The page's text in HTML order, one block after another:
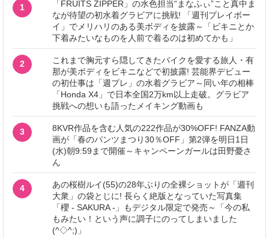
1
「FRUITS ZIPPER」の水色担当“まなふぃ”こと真中ま
なが待望の初水着グラビアに挑戦! 「週刊プレイボー
イ」でメリハリのある美ボディを披露～「ビキニとか
下着みたいなものを人前で着るのは初めてかも」
2
これまで胸元すら隠してきたバイクを愛する旅人・有
那が美ボディをビキニなどで初披露! 芸能界デビュー
の初仕事は「週プレ」の水着グラビア～同い年の相棒
「Honda X4」で日本全国2万km以上走破。グラビア
挑戦への想いも語ったメイキング動画も
3
8KVR作品を含む人気の222作品が30%OFF! FANZA動
画が「春のパンツまつり30％OFF」第2弾を明日1日
(水)朝9:59まで開催～キャンペーンガールは田野憂さ
ん
4
あの桜樹ルイ(55)の28年ぶりの全裸ショットが「週刊
大衆」の袋とじに! 長らく絶版となっていた写真集
「櫻 - SAKURA -」もデジタル限定で発売～「今の私
もみたい！という声に調子にのってしまいました
(^◇^;)」